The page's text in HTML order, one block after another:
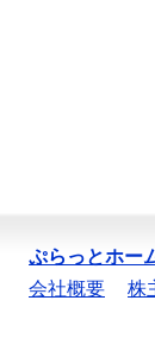
ぷらっとホー
会社概要
株